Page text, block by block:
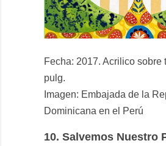
Fecha: 2017. Acrilico sobre
pulg.
Imagen: Embajada de la
Dominicana en el Perú
10. Salvemos Nuestro